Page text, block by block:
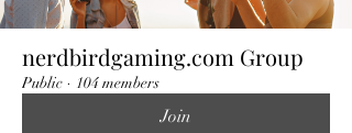
nerdbirdgaming.com Group
Public · 104 members
Join